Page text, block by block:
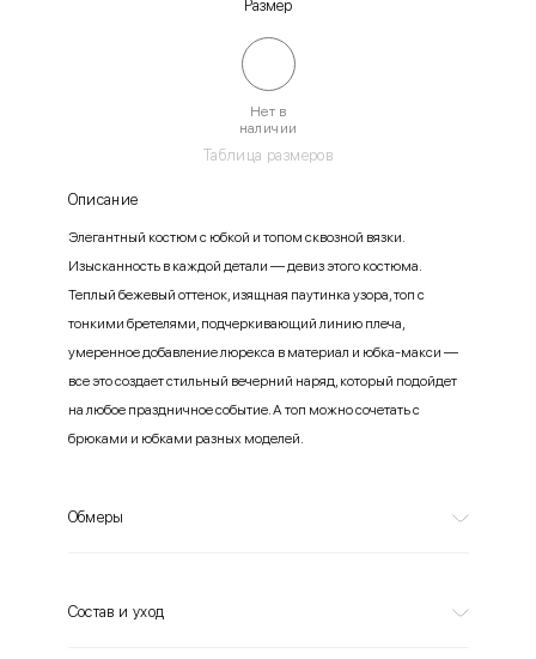
Размер
Таблица размеров
Нет в
наличии
Описание
Элегантный костюм с юбкой и топом сквозной вязки.
Изысканность в каждой детали — девиз этого костюма.
Теплый бежевый оттенок, изящная паутинка узора, топ с
тонкими бретелями, подчеркивающий линию плеча,
умеренное добавление люрекса в материал и юбка-макси —
все это создает стильный вечерний наряд, который подойдет
на любое праздничное событие. А топ можно сочетать с
брюками и юбками разных моделей.
Обмеры
Состав и уход